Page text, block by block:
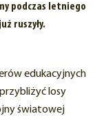
podczas letniego
ruszyły.
edukacyjnych
przybliżyć losy
światowej